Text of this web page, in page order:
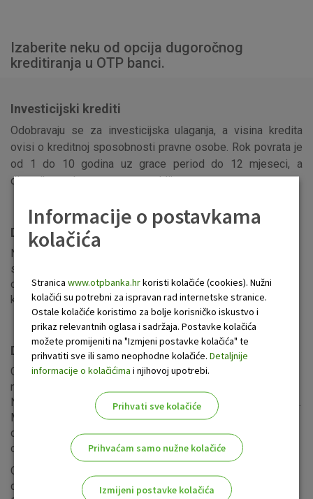
Izaberite neku od opcija dugoročnog
kreditiranja u OTP banci.
Investicijski krediti
Odobravaju se za investicijska ulaganja, a visina kredita
ovisi o kreditnoj sposobnosti pravne osobe. Rok povrata je
od 1 do 10 godina uz grace period do 12 mjeseci, a
dinamika otplate ugovara se s klijentom.
Dugoročni kredit za trajna obrtna sredstva
Namjena dugoročnih kredita ulaganje je u trajna obrtna
sredstva. Rok povrata kredita je do 3 godine, a dinamika
otplate ugovara se s klijentom. Iznos kredita ovisi o
kreditnoj sposobnosti klijenta.
Dugoročni kredit uz 100% depozit kao kolateral
Glavna značajka ove vrste kredita je da je to jedan od
najbržih načina dolaska do potrebnih sredstava.
Nenamjenski kredit koji je u potpunosti osiguran depozitom.
Maksimalan iznos kredita odobrava se u visini 100%
depozita (ili 90% depozita, ako je valuta depozita različita
od valute kredita).
Osnovni uvjet odobravanja kredita je potpuno osiguranje
depozitom traženog iznosa kredita. Rok povrata kredita je
Informacije o postavkama
kolačića
Stranica www.otpbanka.hrkoristi kolačiće (cookies). Nužni
kolačići su potrebni za ispravan rad internetske stranice.
Ostale kolačiće koristimo za bolje korisničko iskustvo i
prikaz relevantnih oglasa i sadržaja. Postavke kolačića
možete promijeniti na "Izmjeni postavke kolačića" te
prihvatiti sve ili samo neophodne kolačiće. Detaljnije
informacije o kolačićima i njihovoj upotrebi.
Prihvati sve kolačiće
Prihvaćam samo nužne kolačiće
Izmijeni postavke kolačića